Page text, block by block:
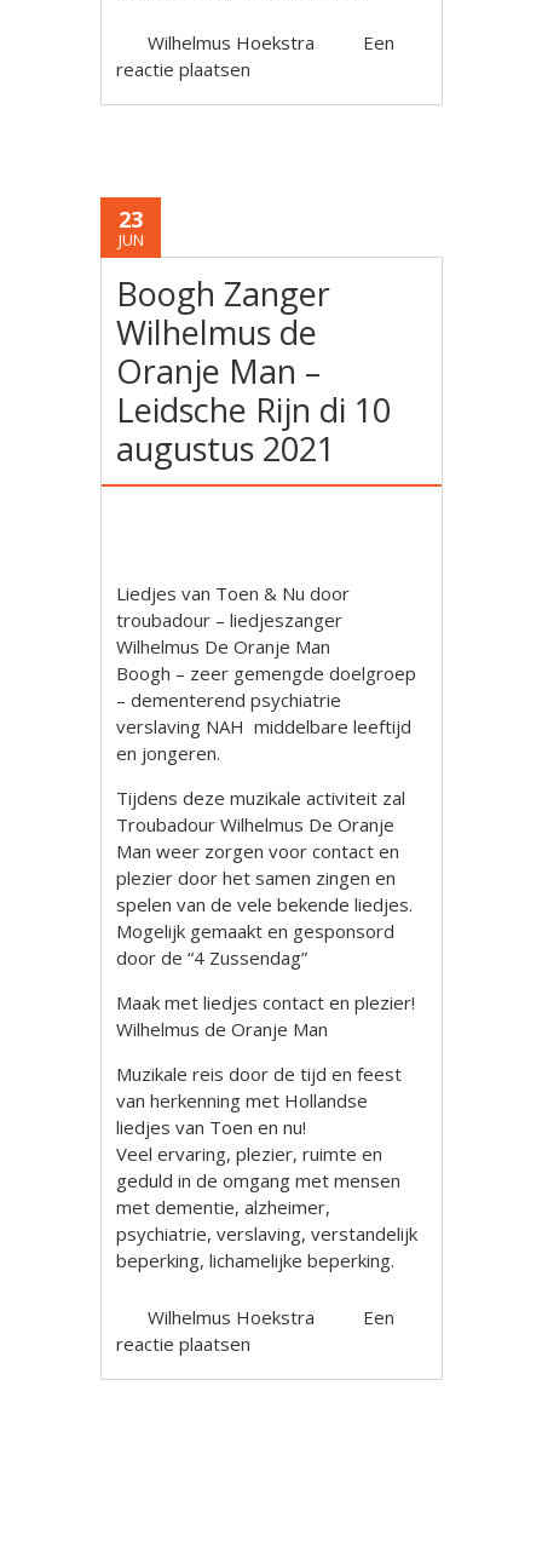
Wilhelmus Hoekstra
Een
reactie plaatsen
23
JUN
Boogh Zanger
Wilhelmus de
Oranje Man –
Leidsche Rijn di 10
augustus 2021
Liedjes van Toen & Nu door
troubadour – liedjeszanger
Wilhelmus De Oranje Man
Boogh – zeer gemengde doelgroep
– dementerend psychiatrie
verslaving NAH middelbare leeftijd
en jongeren.
Tijdens deze muzikale activiteit zal
Troubadour Wilhelmus De Oranje
Man weer zorgen voor contact en
plezier door het samen zingen en
spelen van de vele bekende liedjes.
Mogelijk gemaakt en gesponsord
door de “4 Zussendag”
Maak met liedjes contact en plezier!
Wilhelmus de Oranje Man
Muzikale reis door de tijd en feest
van herkenning met Hollandse
liedjes van Toen en nu!
Veel ervaring, plezier, ruimte en
geduld in de omgang met mensen
met dementie, alzheimer,
psychiatrie, verslaving, verstandelijk
beperking, lichamelijke beperking.
Wilhelmus Hoekstra
Een
reactie plaatsen